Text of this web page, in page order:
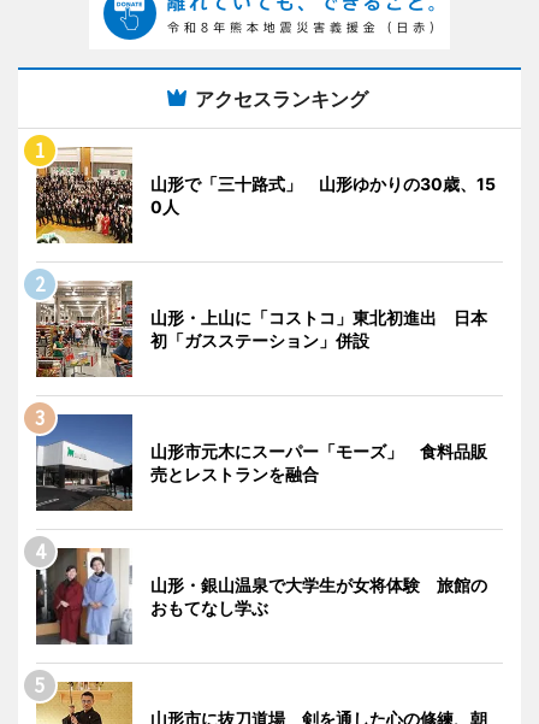
アクセスランキング
山形で「三十路式」 山形ゆかりの30歳、15
0人
山形・上山に「コストコ」東北初進出 日本
初「ガスステーション」併設
山形市元木にスーパー「モーズ」 食料品販
売とレストランを融合
山形・銀山温泉で大学生が女将体験 旅館の
おもてなし学ぶ
山形市に抜刀道場 剣を通した心の修練、朝